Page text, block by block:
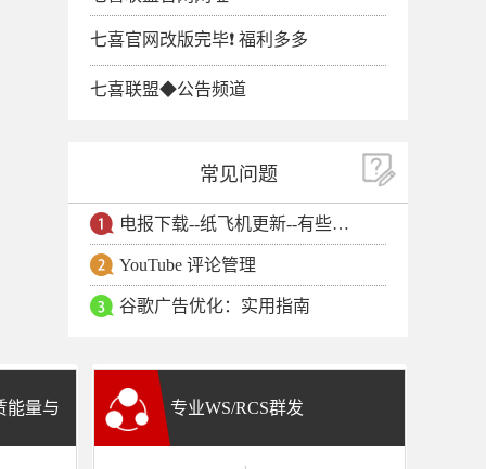
七喜官网改版完毕❗️ 福利多多
七喜联盟◆公告频道
常见问题
电报下载--纸飞机更新--有些用户安卓手机无法更新电报软件
YouTube 评论管理
谷歌广告优化：实用指南
能量与 专业WS/RCS群发